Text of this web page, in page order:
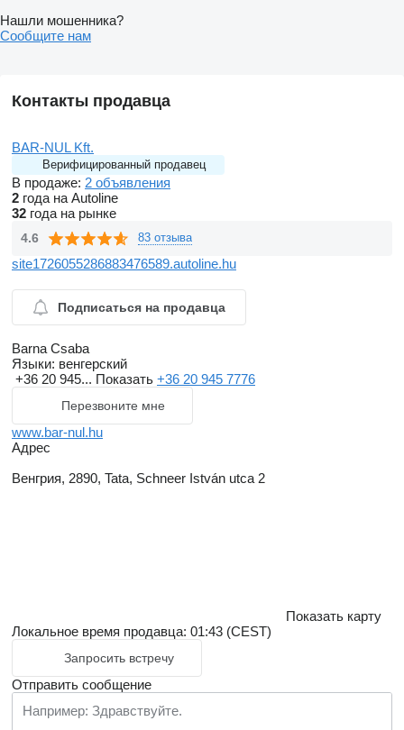
Нашли мошенника?
Сообщите нам
Контакты продавца
BAR-NUL Kft.
Верифицированный продавец
В продаже: 2 объявления
2 года на Autoline
32 года на рынке
4.6 83 отзыва
site1726055286883476589.autoline.hu
Подписаться на продавца
Barna Csaba
Языки: венгерский
+36 20 945... Показать +36 20 945 7776
Перезвоните мне
www.bar-nul.hu
Адрес
Венгрия, 2890, Tata, Schneer István utca 2
Показать карту
Локальное время продавца: 01:43 (CEST)
Запросить встречу
Отправить сообщение